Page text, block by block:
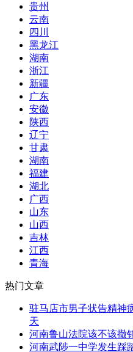
贵州
云南
四川
黑龙江
湖南
浙江
新疆
广东
安徽
陕西
辽宁
甘肃
湖南
福建
湖北
广西
山东
山西
吉林
江西
青海
热门文章
驻马店市男子状告精神
天
河南鲁山法院该不该撤
河南武陟一中学发生踩